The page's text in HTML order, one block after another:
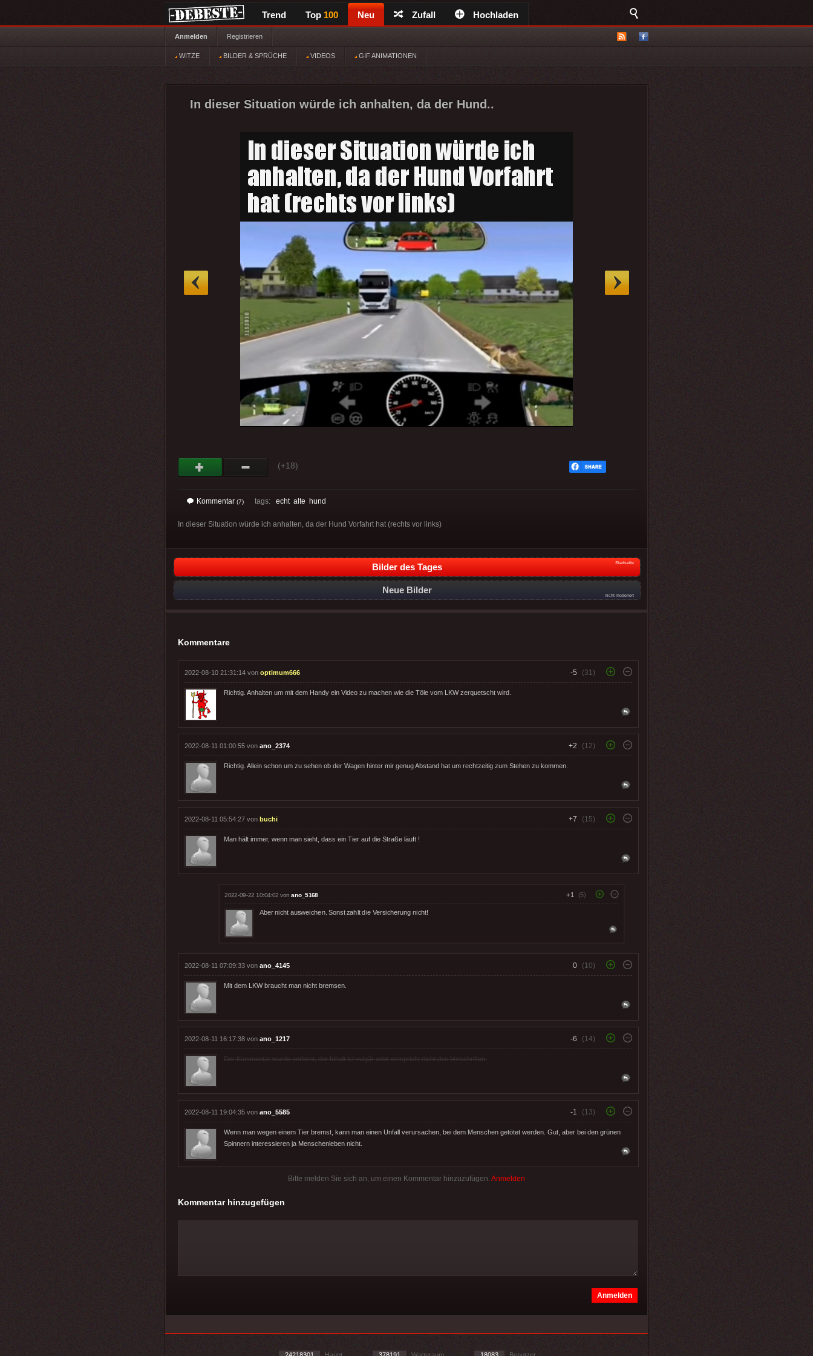
Trend Top 100 Neu Zufall Hochladen
Anmelden Registrieren
WITZE BILDER & SPRÜCHE VIDEOS GIF ANIMATIONEN
In dieser Situation würde ich anhalten, da der Hund..
(+18)
Kommentar (7) tags: echt alte hund
In dieser Situation würde ich anhalten, da der Hund Vorfahrt hat (rechts vor links)
Bilder des Tages Startseite
Neue Bilder
nicht moderiert
Kommentare
2022-08-10 21:31:14 von optimum666 -5 (31)
Richtig. Anhalten um mit dem Handy ein Video zu machen wie die Töle vom LKW zerquetscht wird.
2022-08-11 01:00:55 von ano_2374 +2 (12)
Richtig. Allein schon um zu sehen ob der Wagen hinter mir genug Abstand hat um rechtzeitig zum Stehen zu kommen.
2022-08-11 05:54:27 von buchi +7 (15)
Man hält immer, wenn man sieht, dass ein Tier auf die Straße läuft !
2022-09-22 10:04:02 vonano_5168 +1 (5)
Aber nicht ausweichen. Sonst zahlt die Versicherung nicht!
2022-08-11 07:09:33 von ano_4145 0 (10)
Mit dem LKW braucht man nicht bremsen.
2022-08-11 16:17:38 von ano_1217 -6 (14)
Der Kommentar wurde entfernt, der Inhalt ist vulgär oder entspricht nicht den Vorschriften.
2022-08-11 19:04:35 von ano_5585 -1 (13)
Wenn man wegen einem Tier bremst, kann man einen Unfall verursachen, bei dem Menschen getötet werden. Gut, aber bei den grünen
Spinnern interessieren ja Menschenleben nicht.
Bitte melden Sie sich an, um einen Kommentar hinzuzufügen. Anmelden
Kommentar hinzugefügen